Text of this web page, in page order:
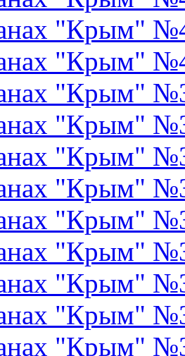
"Крым"
"Крым"
"Крым"
"Крым"
"Крым"
"Крым"
"Крым"
"Крым"
"Крым"
"Крым"
"Крым"